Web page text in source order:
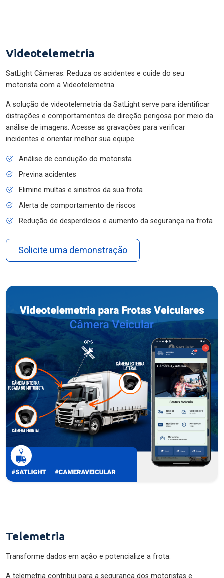
Videotelemetria
SatLight Câmeras: Reduza os acidentes e cuide do seu
motorista com a Videotelemetria.
A solução de videotelemetria da SatLight serve para identificar
distrações e comportamentos de direção perigosa por meio da
análise de imagens. Acesse as gravações para verificar
incidentes e orientar melhor sua equipe.
Análise de condução do motorista
Previna acidentes
Elimine multas e sinistros da sua frota
Alerta de comportamento de riscos
Redução de desperdícios e aumento da segurança na frota
Solicite uma demonstração
Telemetria
Transforme dados em ação e potencialize a frota.
A telemetria contribui para a segurança dos motoristas e